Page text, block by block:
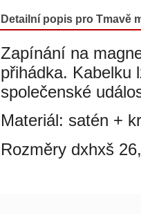
Detailní popis pro Tmavě
Zapínání na
přihádka. Kabelku
společenské
Materiál: satén +
Rozměry dxhxš